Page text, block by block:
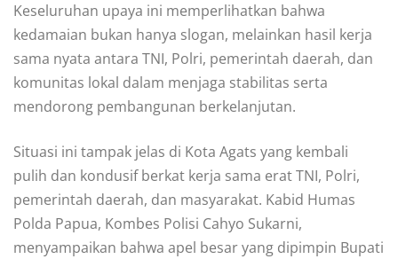
Keseluruhan upaya ini memperlihatkan bahwa
kedamaian bukan hanya slogan, melainkan hasil kerja
sama nyata antara TNI, Polri, pemerintah daerah, dan
komunitas lokal dalam menjaga stabilitas serta
mendorong pembangunan berkelanjutan.
Situasi ini tampak jelas di Kota Agats yang kembali
pulih dan kondusif berkat kerja sama erat TNI, Polri,
pemerintah daerah, dan masyarakat. Kabid Humas
Polda Papua, Kombes Polisi Cahyo Sukarni,
menyampaikan bahwa apel besar yang dipimpin Bupati